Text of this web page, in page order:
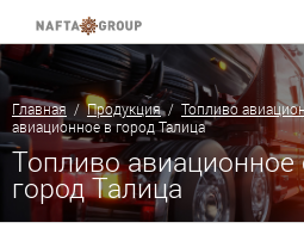
Главная /Продукция/ Топливо
авиационное в город Талица
Топливо авиационное
город Талица